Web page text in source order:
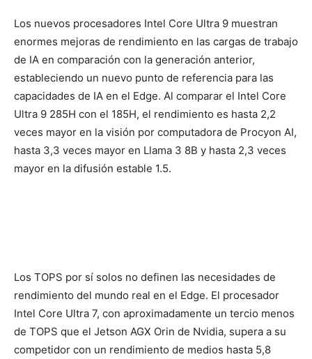
Los nuevos procesadores Intel Core Ultra 9 muestran
enormes mejoras de rendimiento en las cargas de trabajo
de IA en comparación con la generación anterior,
estableciendo un nuevo punto de referencia para las
capacidades de IA en el Edge. Al comparar el Intel Core
Ultra 9 285H con el 185H, el rendimiento es hasta 2,2
veces mayor en la visión por computadora de Procyon AI,
hasta 3,3 veces mayor en Llama 3 8B y hasta 2,3 veces
mayor en la difusión estable 1.5.
Los TOPS por sí solos no definen las necesidades de
rendimiento del mundo real en el Edge. El procesador
Intel Core Ultra 7, con aproximadamente un tercio menos
de TOPS que el Jetson AGX Orin de Nvidia, supera a su
competidor con un rendimiento de medios hasta 5,8